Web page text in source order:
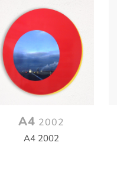
A4 2002
A4 2002